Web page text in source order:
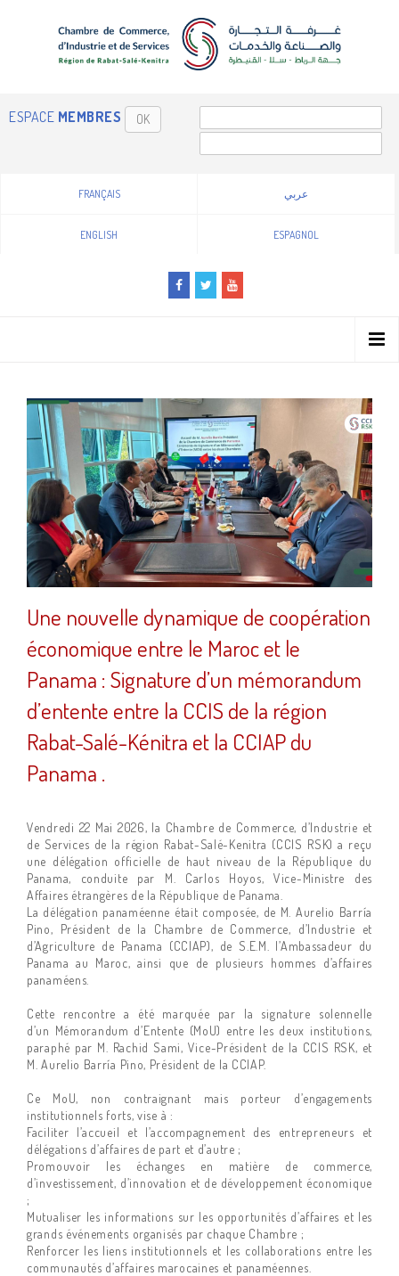
ESPACE MEMBRES OK
FRANÇAIS عربي
ENGLISH ESPAGNOL
Une nouvelle dynamique de coopération
économique entre le Maroc et le
Panama : Signature d’un mémorandum
d’entente entre la CCIS de la région
Rabat-Salé-Kénitra et la CCIAP du
Panama .
Vendredi 22 Mai 2026, la Chambre de Commerce, d’Industrie et
de Services de la région Rabat-Salé-Kenitra (CCIS RSK) a reçu
une délégation officielle de haut niveau de la République du
Panama, conduite par M. Carlos Hoyos, Vice-Ministre des
Affaires étrangères de la République de Panama.
La délégation panaméenne était composée, de M. Aurelio Barría
Pino, Président de la Chambre de Commerce, d’Industrie et
d’Agriculture de Panama (CCIAP), de S.E.M. l’Ambassadeur du
Panama au Maroc, ainsi que de plusieurs hommes d’affaires
panaméens.
Cette rencontre a été marquée par la signature solennelle
d’un Mémorandum d’Entente (MoU) entre les deux institutions,
paraphé par M. Rachid Sami, Vice-Président de la CCIS RSK, et
M. Aurelio Barría Pino, Président de la CCIAP.
Ce MoU, non contraignant mais porteur d’engagements
institutionnels forts, vise à :
Faciliter l’accueil et l’accompagnement des entrepreneurs et
délégations d’affaires de part et d’autre ;
Promouvoir les échanges en matière de commerce,
d’investissement, d’innovation et de développement économique
;
Mutualiser les informations sur les opportunités d’affaires et les
grands événements organisés par chaque Chambre ;
Renforcer les liens institutionnels et les collaborations entre les
communautés d’affaires marocaines et panaméennes.